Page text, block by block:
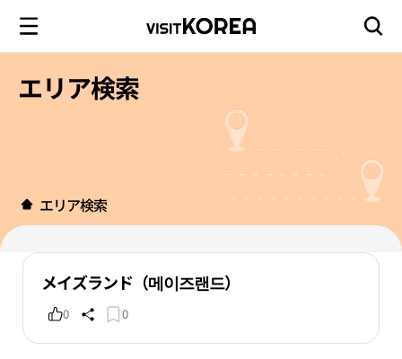
エリア検索
エリア検索
メイズランド（메이즈랜드）
0 0